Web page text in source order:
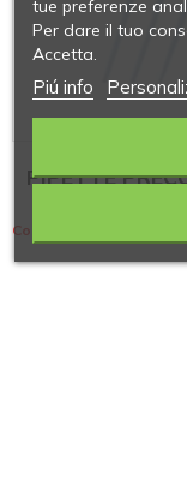
PIPETTE
Contiene 2 articoli
tue preferenze
Per dare il tuo
Accetta.
Piú info